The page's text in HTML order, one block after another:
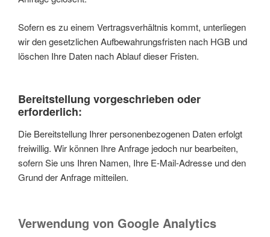
Sofern es zu einem Vertragsverhältnis kommt, unterliegen
wir den gesetzlichen Aufbewahrungsfristen nach HGB und
löschen Ihre Daten nach Ablauf dieser Fristen.
Bereitstellung vorgeschrieben oder
erforderlich:
Die Bereitstellung Ihrer personenbezogenen Daten erfolgt
freiwillig. Wir können Ihre Anfrage jedoch nur bearbeiten,
sofern Sie uns Ihren Namen, Ihre E-Mail-Adresse und den
Grund der Anfrage mitteilen.
Verwendung von Google Analytics